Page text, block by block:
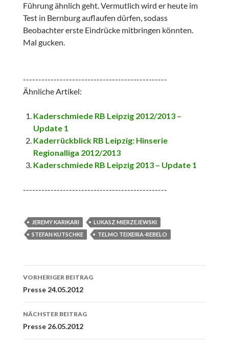
Führung ähnlich geht. Vermutlich wird er heute im
Test in Bernburg auflaufen dürfen, sodass
Beobachter erste Eindrücke mitbringen könnten.
Mal gucken.
-----------------------------------------------
Ähnliche Artikel:
Kaderschmiede RB Leipzig 2012/2013 –
Update 1
Kaderrückblick RB Leipzig: Hinserie
Regionalliga 2012/2013
Kaderschmiede RB Leipzig 2013 – Update 1
-----------------------------------------------
JEREMY KARIKARI
LUKASZ MIERZEJEWSKI
STEFAN KUTSCHKE
TELMO TEIXEIRA-REBELO
Beitrags-
Navigation
VORHERIGER BEITRAG
Presse 24.05.2012
NÄCHSTER BEITRAG
Presse 26.05.2012